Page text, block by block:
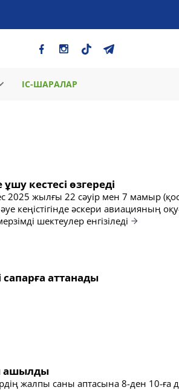
ІС-ШАРАЛАР
кестесі өзгереді
2025 жылғы 22 сәуір мен 7 мамыр
кеңістігінде әскери авиацияның
шектеулер енгізіледі
сапарға аттанады
ашылды
жалпы саны аптасына 8-ден 10-ға